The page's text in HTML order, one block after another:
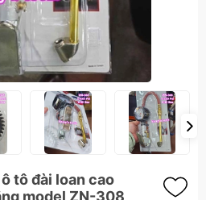
tô đài loan cao
model ZN-308